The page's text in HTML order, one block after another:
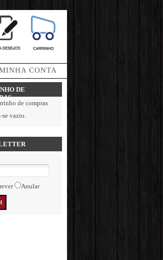
CONTA
DE
de compras
se vazio.
Anular